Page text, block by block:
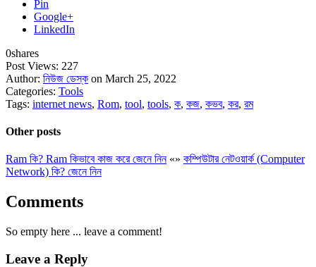
Pin
Google+
LinkedIn
0shares
Post Views: 227
Author: নিউজ ডেস্ক on March 25, 2022
Categories: Tools
Tags: internet news, Rom, tool, tools, ক, কজ, কভব, কর, রম
Other posts
Ram কি? Ram কিভাবে কাজ করে জেনে নিন«» কম্পিউটার নেটওয়ার্ক (Computer
Network) কি? জেনে নিন
Comments
So empty here ... leave a comment!
Leave a Reply